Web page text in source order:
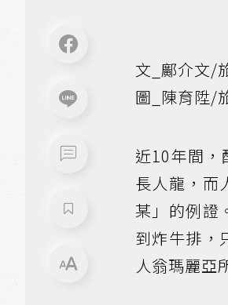
文_鄺介文/
圖_陳育陞/
近10年間，
長人龍，而
某」的例證
到炸牛排，
人翁瑪麗亞